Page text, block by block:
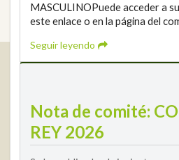
MASCULINOPuede acceder a
este enlace o en la página del
Seguir leyendo
Nota de comité:
REY 2026
Calle Enlace, 9. 29016
+34 952 225 590
info@rfga.org